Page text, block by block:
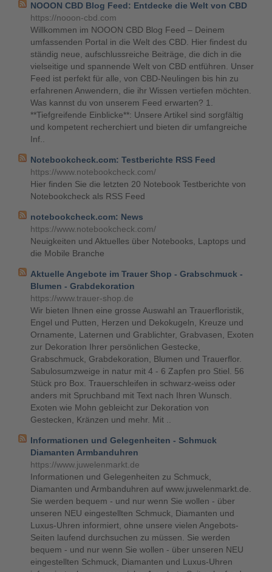
NOOON CBD Blog Feed: Entdecke die Welt von CBD
https://nooon-cbd.com
Willkommen im NOOON CBD Blog Feed – Deinem
umfassenden Portal in die Welt des CBD. Hier findest du
ständig neue, aufschlussreiche Beiträge, die dich in die
vielseitige und spannende Welt von CBD entführen. Unser
Feed ist perfekt für alle, von CBD-Neulingen bis hin zu
erfahrenen Anwendern, die ihr Wissen vertiefen möchten.
Was kannst du von unserem Feed erwarten? 1.
**Tiefgreifende Einblicke**: Unsere Artikel sind sorgfältig
und kompetent recherchiert und bieten dir umfangreiche
Inf..
Notebookcheck.com: Testberichte RSS Feed
https://www.notebookcheck.com/
Hier finden Sie die letzten 20 Notebook Testberichte von
Notebookcheck als RSS Feed
notebookcheck.com: News
https://www.notebookcheck.com/
Neuigkeiten und Aktuelles über Notebooks, Laptops und
die Mobile Branche
Aktuelle Angebote im Trauer Shop - Grabschmuck -
Blumen - Grabdekoration
https://www.trauer-shop.de
Wir bieten Ihnen eine grosse Auswahl an Trauerfloristik,
Engel und Putten, Herzen und Dekokugeln, Kreuze und
Ornamente, Laternen und Grablichter, Grabvasen, Exoten
zur Dekoration Ihrer persönlichen Gestecke,
Grabschmuck, Grabdekoration, Blumen und Trauerflor.
Sabulosumzweige in natur mit 4 - 6 Zapfen pro Stiel. 56
Stück pro Box. Trauerschleifen in schwarz-weiss oder
anders mit Spruchband mit Text nach Ihren Wunsch.
Exoten wie Mohn gebleicht zur Dekoration von
Gestecken, Kränzen und mehr. Mit ..
Informationen und Gelegenheiten - Schmuck
Diamanten Armbanduhren
https://www.juwelenmarkt.de
Informationen und Gelegenheiten zu Schmuck,
Diamanten und Armbanduhren auf www.juwelenmarkt.de.
Sie werden bequem - und nur wenn Sie wollen - über
unseren NEU eingestellten Schmuck, Diamanten und
Luxus-Uhren informiert, ohne unsere vielen Angebots-
Seiten laufend durchsuchen zu müssen. Sie werden
bequem - und nur wenn Sie wollen - über unseren NEU
eingestellten Schmuck, Diamanten und Luxus-Uhren